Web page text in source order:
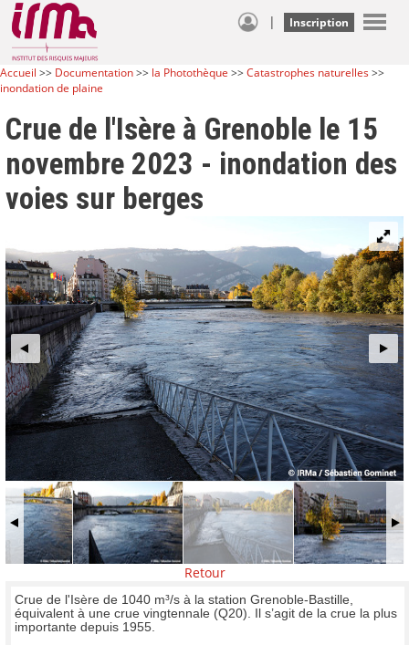
| Inscription
Accueil >> Documentation>> la Photothèque >>Catastrophes naturelles>>
inondation de plaine
Crue de l'Isère à Grenoble le 15
novembre 2023 - inondation des
voies sur berges
Retour
Crue de l'Isère de 1040 m³/s à la station Grenoble-Bastille,
équivalent à une crue vingtennale (Q20). Il s’agit de la crue la plus
importante depuis 1955.